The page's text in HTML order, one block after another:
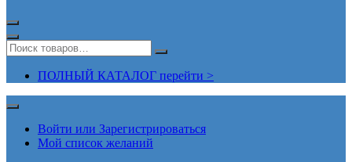
ПОЛНЫЙ КАТАЛОГ перейти >
Войти или Зарегистрироваться
Мой список желаний